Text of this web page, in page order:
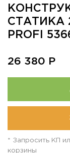
СТАТИКА
PROFI
26 380 Р
* Запросить КП
корзины